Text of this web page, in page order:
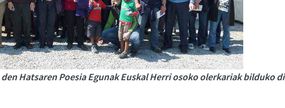
Hatsaren Poesia Egunak Euskal Herri osoko olerkariak bilduko